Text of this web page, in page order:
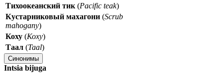
Тихоокеанский тик (Pacific teak)
Кустарниковый махагони (Scrub
mahogany)
Коху (Коху)
Таал (Taal)
Синонимы
Intsia bijuga